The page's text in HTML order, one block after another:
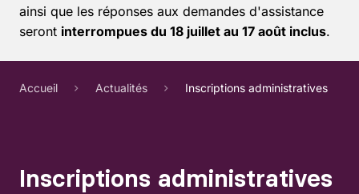
ainsi que les réponses aux demandes d'assistance
seront interrompues du 18 juillet au 17 août inclus.
Accueil Actualités Inscriptions administratives
Inscriptions administratives